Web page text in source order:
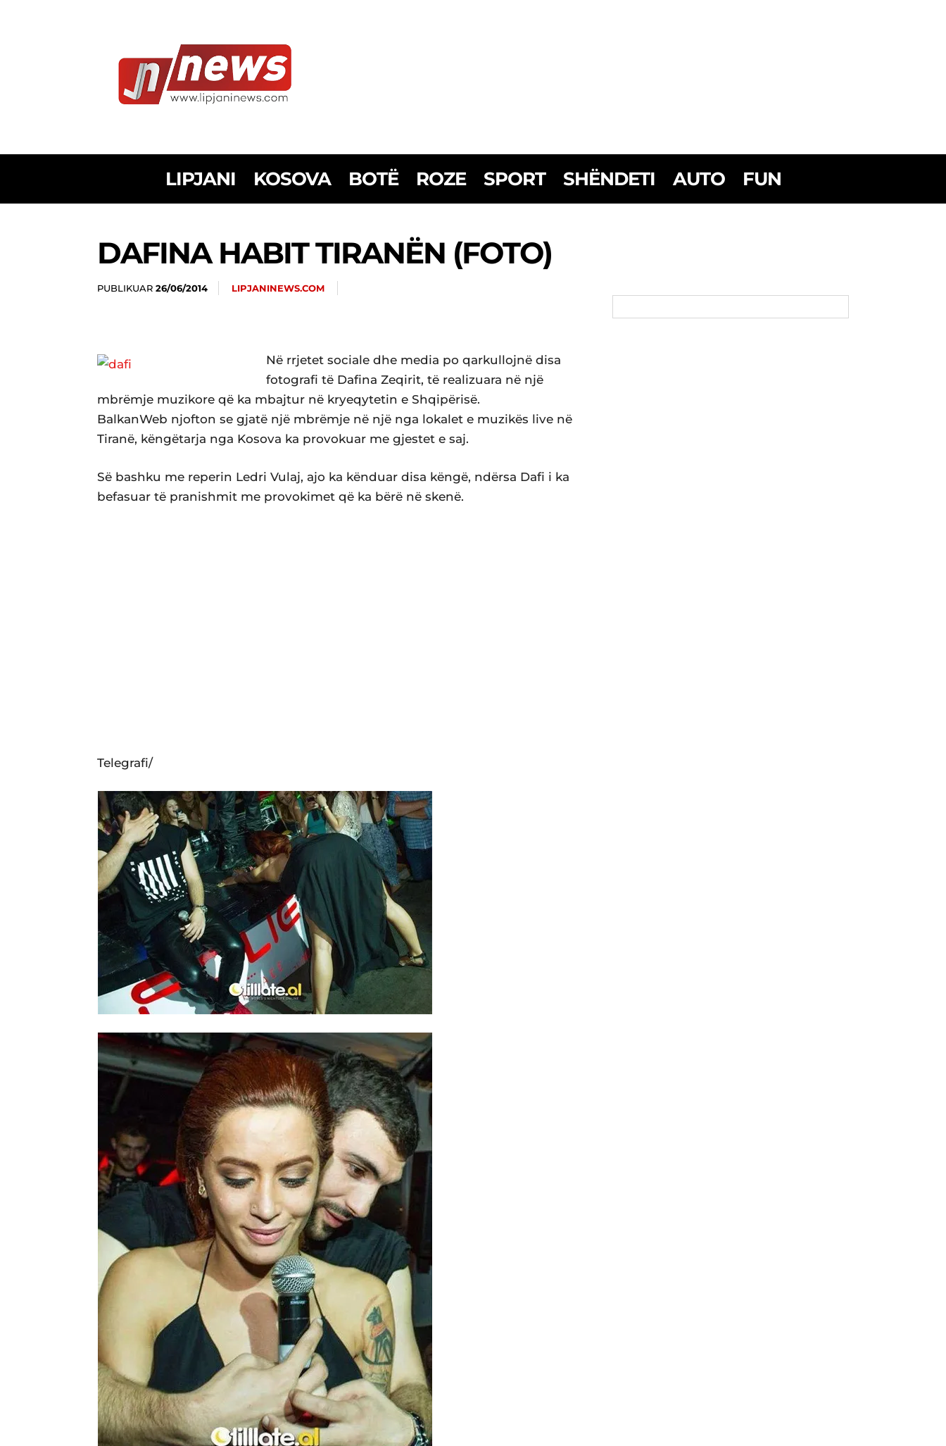
LIPJANI KOSOVA BOTË ROZE SPORT SHËNDETI AUTO FUN
DAFINA HABIT TIRANËN (FOTO)
PUBLIKUAR 26/06/2014 LIPJANINEWS.COM
Në rrjetet sociale dhe media po qarkullojnë disa
fotografi të Dafina Zeqirit, të realizuara në një
mbrëmje muzikore që ka mbajtur në kryeqytetin e Shqipërisë.
BalkanWeb njofton se gjatë një mbrëmje në një nga lokalet e muzikës live në
Tiranë, këngëtarja nga Kosova ka provokuar me gjestet e saj.
Së bashku me reperin Ledri Vulaj, ajo ka kënduar disa këngë, ndërsa Dafi i ka
befasuar të pranishmit me provokimet që ka bërë në skenë.
Telegrafi/